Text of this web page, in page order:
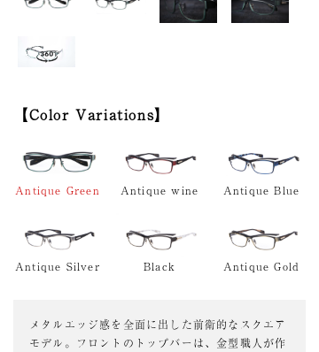
Color Variations
Antique Green Antique wine Antique Blue
Antique Silver Black Antique Gold
メタルエッジ感を全面に出した前衛的なスクエア
モデル。フロントのトップバーは、金型職人が作